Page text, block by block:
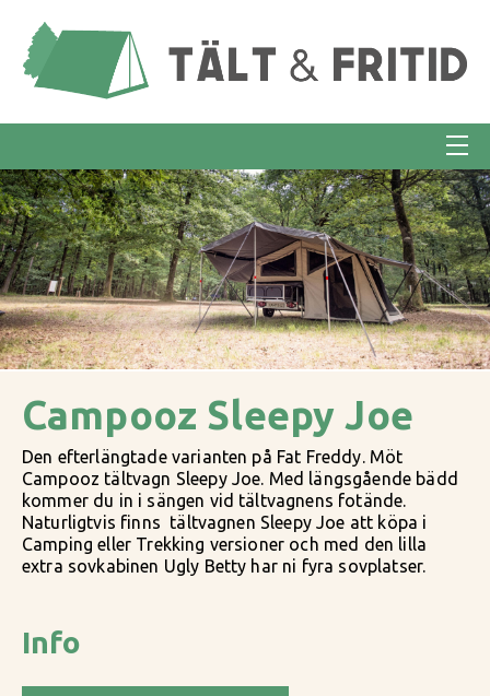
Campooz Sleepy Joe
Den efterlängtade varianten på Fat Freddy. Möt
Campooz tältvagn Sleepy Joe. Med längsgående bädd
kommer du in i sängen vid tältvagnens fotände.
Naturligtvis finns tältvagnen Sleepy Joe att köpa i
Camping eller Trekking versioner och med den lilla
extra sovkabinen Ugly Betty har ni fyra sovplatser.
Info